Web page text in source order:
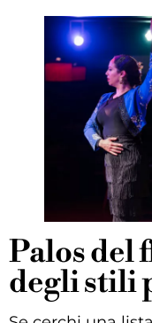
Palos del
degli stili